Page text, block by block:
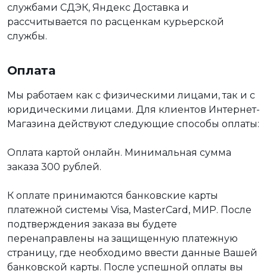
службами СДЭК, Яндекс Доставка и
рассчитывается по расценкам курьерской
службы.
Оплата
Мы работаем как с физическими лицами, так и с
юридическими лицами. Для клиентов Интернет-
Магазина действуют следующие способы оплаты:
Оплата картой онлайн. Минимальная сумма
заказа 300 рублей.
К оплате принимаются банковские карты
платежной системы Visa, MasterCard, МИР. После
подтверждения заказа вы будете
перенаправлены на защищенную платежную
страницу, где необходимо ввести данные Вашей
банковской карты. После успешной оплаты вы